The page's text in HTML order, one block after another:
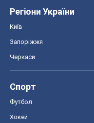
Регіони України
Київ
Запоріжжя
Черкаси
Спорт
Футбол
Хокей